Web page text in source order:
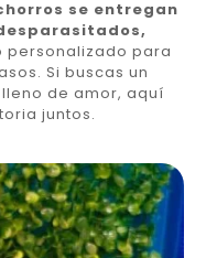
se entregan
personalizado para
Si buscas un
de amor, aquí
juntos.